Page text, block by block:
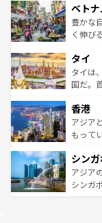
参照し
容にも
照して
き、地
できる
まで、
リティ
覧を参
ベト
豊かな
く伸び
急速な
ーチミ
醸し出
とつ。
ひ現地
が旅行
参照し
タイ
タイは
国だ。
の活気
帯で自
いビー
激する
が待っ
た文化
香港
アジア
もって
み、ど
ており
うな絶
シン
アジア
シンガ